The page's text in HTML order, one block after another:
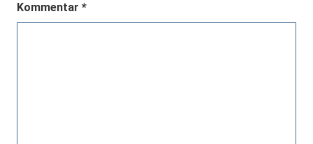
Kommentar *